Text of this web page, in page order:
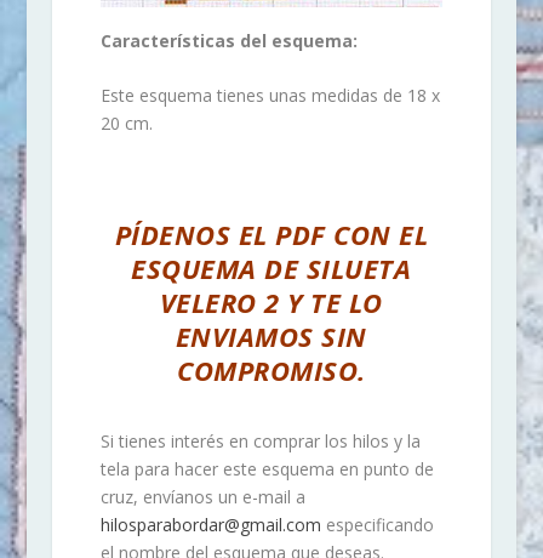
Características del esquema:
Este esquema tienes unas medidas de 18 x
20 cm.
PÍDENOS EL PDF CON EL
ESQUEMA DE SILUETA
VELERO 2 Y TE LO
ENVIAMOS SIN
COMPROMISO.
Si tienes interés en comprar los hilos y la
tela para hacer este esquema en punto de
cruz, envíanos un e-mail a
hilosparabordar@gmail.com especificando
el nombre del esquema que deseas.